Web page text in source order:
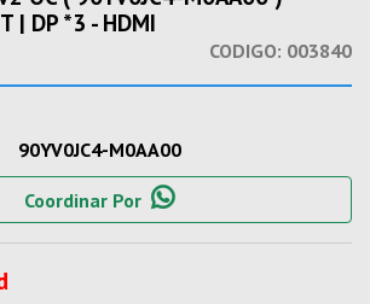
| DP *3 - HDMI
CODIGO: 003840
90YV0JC4-M0AA00
Coordinar Por